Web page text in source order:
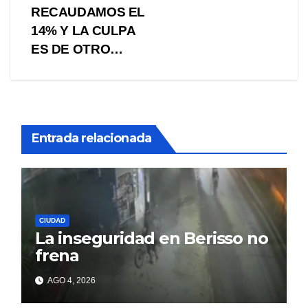
entradas
RECAUDAMOS EL
14% Y LA CULPA
ES DE OTRO…
Entrada relacionada
CIUDAD
La inseguridad en Berisso no
frena
AGO 4, 2026